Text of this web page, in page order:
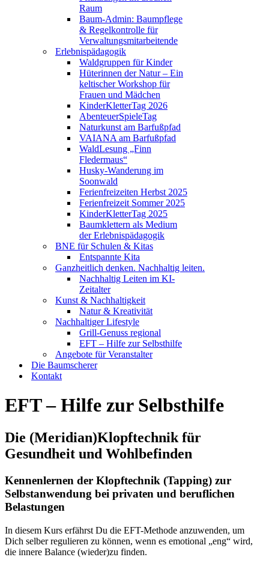
Raum
Baum-Admin: Baumpflege
& Regelkontrolle für
Verwaltungsmitarbeitende
Erlebnispädagogik
Waldgruppen für Kinder
Hüterinnen der Natur – Ein
keltischer Workshop für
Frauen und Mädchen
KinderKletterTag 2026
AbenteuerSpieleTag
Naturkunst am Barfußpfad
VAIANA am Barfußpfad
WaldLesung „Finn
Fledermaus“
Husky-Wanderung im
Soonwald
Ferienfreizeiten Herbst 2025
Ferienfreizeit Sommer 2025
KinderKletterTag 2025
Baumklettern als Medium
der Erlebnispädagogik
BNE für Schulen & Kitas
Entspannte Kita
Ganzheitlich denken. Nachhaltig leiten.
Nachhaltig Leiten im KI-
Zeitalter
Kunst & Nachhaltigkeit
Natur & Kreativität
Nachhaltiger Lifestyle
Grill-Genuss regional
EFT – Hilfe zur Selbsthilfe
Angebote für Veranstalter
Die Baumscherer
Kontakt
EFT – Hilfe zur Selbsthilfe
Die (Meridian)Klopftechnik für
Gesundheit und Wohlbefinden
Kennenlernen der Klopftechnik (Tapping) zur
Selbstanwendung bei privaten und beruflichen
Belastungen
In diesem Kurs erfährst Du die EFT-Methode anzuwenden, um
Dich selber regulieren zu können, wenn es emotional „eng“ wird,
die innere Balance (wieder)zu finden.